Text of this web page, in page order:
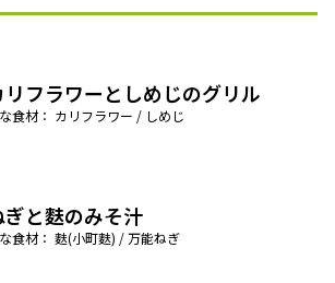
リフラワーとしめじのグリル
食材： カリフラワー / しめじ
ぎと麩のみそ汁
食材： 麩(小町麩) / 万能ねぎ